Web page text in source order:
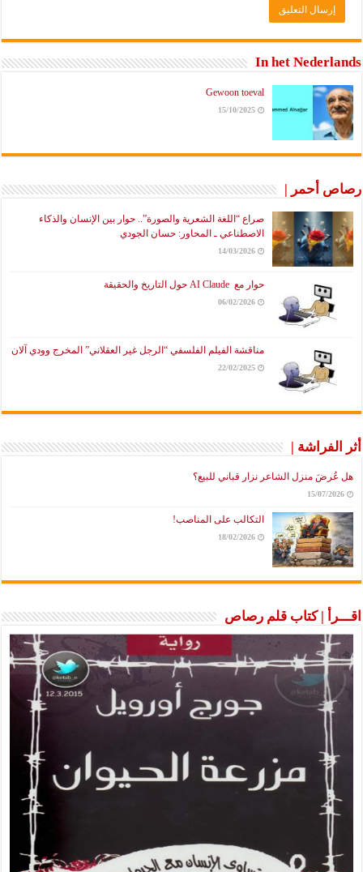
In het Nederlands
Gewoon toeval
15/10/2025
رصاص أحمر |
صراع “اللغة الشعرية والصورة”.. حوار بين الإنسان والذكاء
الاصطناعي ـ المحاور: حسان الجودي
14/03/2026
حوار مع AI Claude حول التاريخ والحقيقة
06/02/2026
مناقشة الفيلم الفلسفي “الرجل غير العقلاني” المخرج وودي آلان
22/02/2025
أثر الفراشة |
هل عُرضَ منزل الشاعر نزار قباني للبيع؟
15/07/2026
التكالب على المناصب!
18/02/2026
اقـــرأ | كتاب قلم رصاص